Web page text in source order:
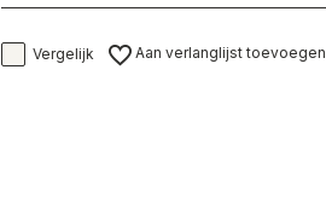
Vergelijk Aan verlanglijst toevoegen